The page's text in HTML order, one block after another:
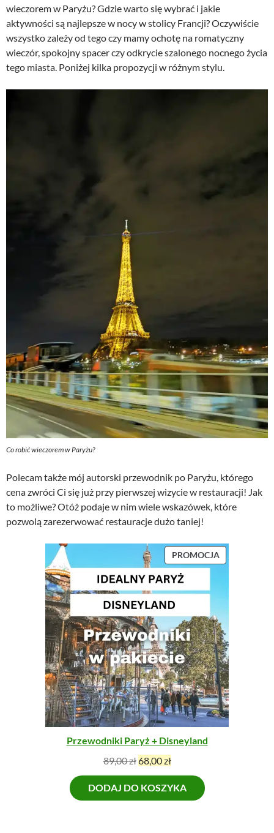
wieczorem w Paryżu? Gdzie warto się wybrać i jakie
aktywności są najlepsze w nocy w stolicy Francji? Oczywiście
wszystko zależy od tego czy mamy ochotę na romatyczny
wieczór, spokojny spacer czy odkrycie szalonego nocnego życia
tego miasta. Poniżej kilka propozycji w różnym stylu.
Co robić wieczorem w Paryżu?
Polecam także mój autorski przewodnik po Paryżu, którego
cena zwróci Ci się już przy pierwszej wizycie w restauracji! Jak
to możliwe? Otóż podaje w nim wiele wskazówek, które
pozwolą zarezerwować restauracje dużo taniej!
PROMOCJAP
R
K
T
W
P
R
O
M
O
C
Przewodniki Paryż + Disneyland
89,00złP
i
e
r
68,00złA
k
t
u
DODAJ DO KOSZYKA